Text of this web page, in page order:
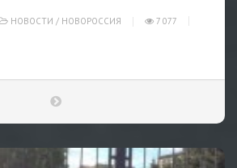
НОВОСТИ / НОВОРОССИЯ
7 077